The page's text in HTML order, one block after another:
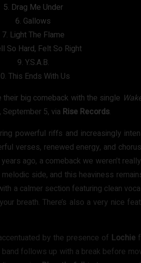
5. Drag Me Under
6. Gallows
7. Light The Flame
So Hard, Felt So Right
9. Y.S.A.B.
This Ends With Us
their big comeback with the single
5, via Rise Records.
powerful riffs and increasingly
verses, renewed energy, and
ago, a comeback we weren’t
side, and this heaviness
a calmer section featuring clean
breath. There’s also a very nice
by the presence of Lochie
follows up with a break before